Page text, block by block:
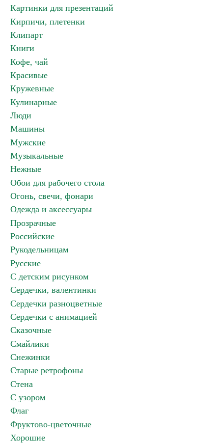
Картинки для презентаций
Кирпичи, плетенки
Клипарт
Книги
Кофе, чай
Красивые
Кружевные
Кулинарные
Люди
Машины
Мужские
Музыкальные
Нежные
Обои для рабочего стола
Огонь, свечи, фонари
Одежда и аксессуары
Прозрачные
Российские
Рукодельницам
Русские
С детским рисунком
Сердечки, валентинки
Сердечки разноцветные
Сердечки с анимацией
Сказочные
Смайлики
Снежинки
Старые ретрофоны
Стена
С узором
Флаг
Фруктово-цветочные
Хорошие